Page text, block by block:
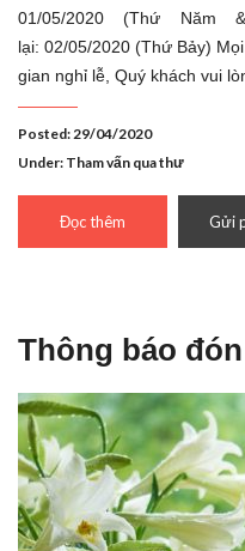
01/05/2020 (Thứ
lại: 02/05/2020 (Thứ Bảy)
gian nghỉ lễ, Quý khách vui
Posted: 29/04/2020
Under: Tham vấn qua thư
Đọc thêm Gửi
Thông báo